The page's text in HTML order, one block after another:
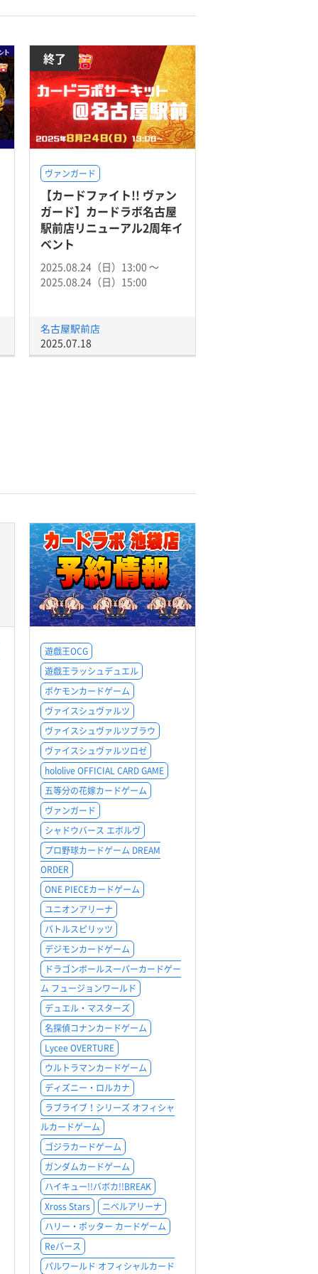
終了
ヴァンガード
【カードファイト!! ヴァン
ガード】カードラボ名古屋
駅前店リニューアル2周年イ
ベント
2025.08.24（日）13:00 〜
2025.08.24（日）15:00
名古屋駅前店
2025.07.18
遊戯王OCG
遊戯王ラッシュデュエル
ポケモンカードゲーム
ヴァイスシュヴァルツ
ヴァイスシュヴァルツブラウ
ヴァイスシュヴァルツロゼ
hololive OFFICIAL CARD GAME
五等分の花嫁カードゲーム
ヴァンガード
シャドウバース エボルヴ
プロ野球カードゲーム DREAM
ORDER
ONE PIECEカードゲーム
ユニオンアリーナ
バトルスピリッツ
デジモンカードゲーム
ドラゴンボールスーパーカードゲー
ム フュージョンワールド
デュエル・マスターズ
名探偵コナンカードゲーム
Lycee OVERTURE
ウルトラマンカードゲーム
ディズニー・ロルカナ
ラブライブ！シリーズ オフィシャ
ルカードゲーム
ゴジラカードゲーム
ガンダムカードゲーム
ハイキュー!!バボカ!!BREAK
Xross Stars
ニベルアリーナ
ハリー・ポッター カードゲーム
Reバース
パルワールド オフィシャルカード